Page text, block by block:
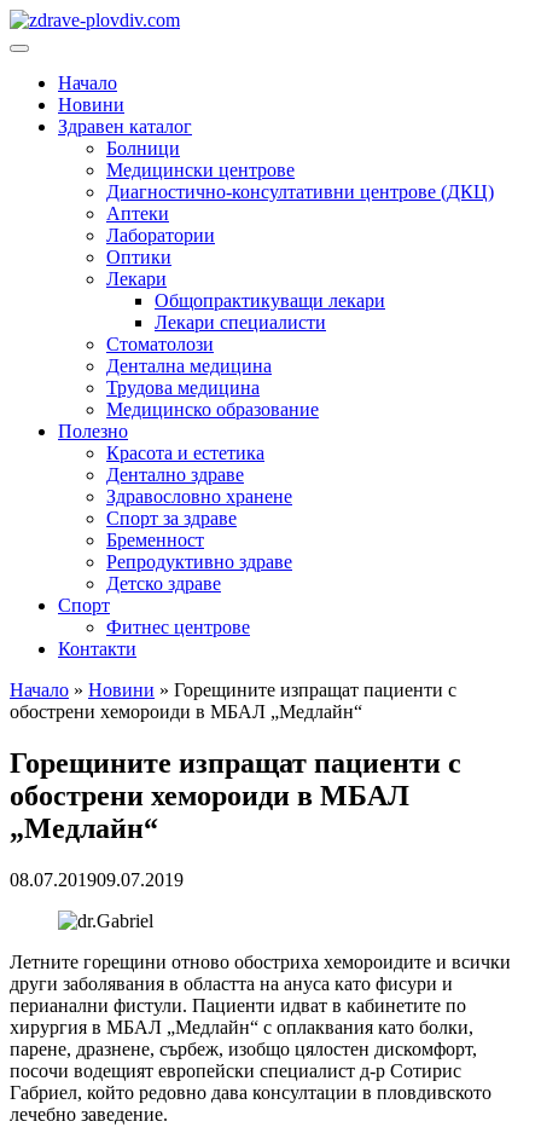
Преминете
към
Основно
Начало
Новини
Здравен каталог
Болници
Медицински центрове
Диагностично-консултативни центрове (ДКЦ)
Аптеки
Лаборатории
Оптики
Лекари
Общопрактикуващи лекари
Лекари специалисти
Стоматолози
Дентална медицина
Трудова медицина
Медицинско образование
Полезно
Красота и естетика
Дентално здраве
Здравословно хранене
Спорт за здраве
Бременност
Репродуктивно здраве
Детско здраве
Спорт
Фитнес центрове
Контакти
Начало » Новини » Горещините изпращат пациенти с
обострени хемороиди в МБАЛ „Медлайн“
Горещините изпращат пациенти с
обострени хемороиди в МБАЛ
„Медлайн“
08.07.201909.07.2019
Летните горещини отново обостриха хемороидите и всички
други заболявания в областта на ануса като фисури и
перианални фистули. Пациенти идват в кабинетите по
хирургия в МБАЛ „Медлайн“ с оплаквания като болки,
парене, дразнене, сърбеж, изобщо цялостен дискомфорт,
посочи водещият европейски специалист д-р Сотирис
Габриел, който редовно дава консултации в пловдивското
лечебно заведение.